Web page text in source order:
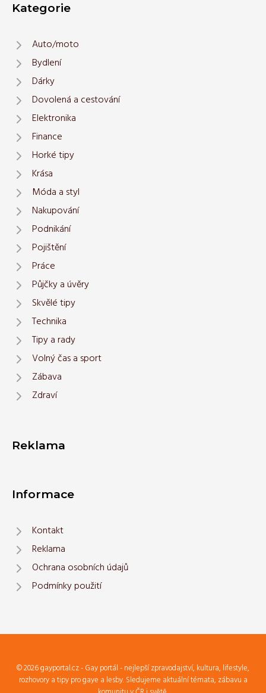
Kategorie
Auto/moto
Bydlení
Dárky
Dovolená a cestování
Elektronika
Finance
Horké tipy
Krása
Móda a styl
Nakupování
Podnikání
Pojištění
Práce
Půjčky a úvěry
Skvělé tipy
Technika
Tipy a rady
Volný čas a sport
Zábava
Zdraví
Reklama
Informace
Kontakt
Reklama
Ochrana osobních údajů
Podmínky použití
© 2026 gayportal.cz - Gay portál - nejlepší zpravodajství, kultura, lifestyle,
rozhovory a tipy pro gaye a lesby. Sledujeme aktuální témata, zábavu a